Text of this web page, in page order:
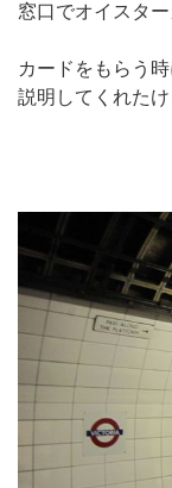
窓口でオイスタ
カードをもらう
説明してくれた